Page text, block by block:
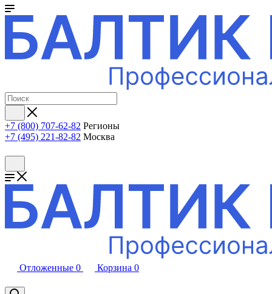
+7 (800) 707-62-82 Регионы
+7 (495) 221-82-82 Москва
Отложенные 0 Корзина 0